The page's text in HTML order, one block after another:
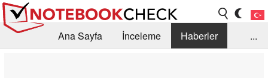
Ana Sayfa İnceleme
Haberler
...